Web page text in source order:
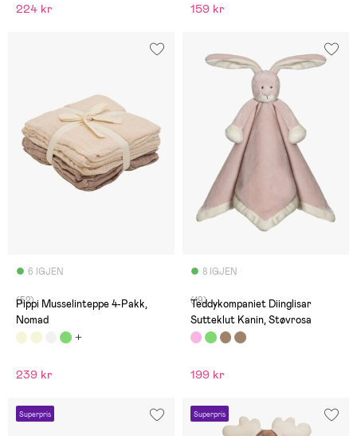
224 kr 159 kr
6 IGJEN
(52)
Pippi Musselinteppe 4-Pakk,
Nomad
239 kr
8 IGJEN
(19)
Teddykompaniet Diinglisar
Sutteklut Kanin, Støvrosa
199 kr
Superpris Superpris